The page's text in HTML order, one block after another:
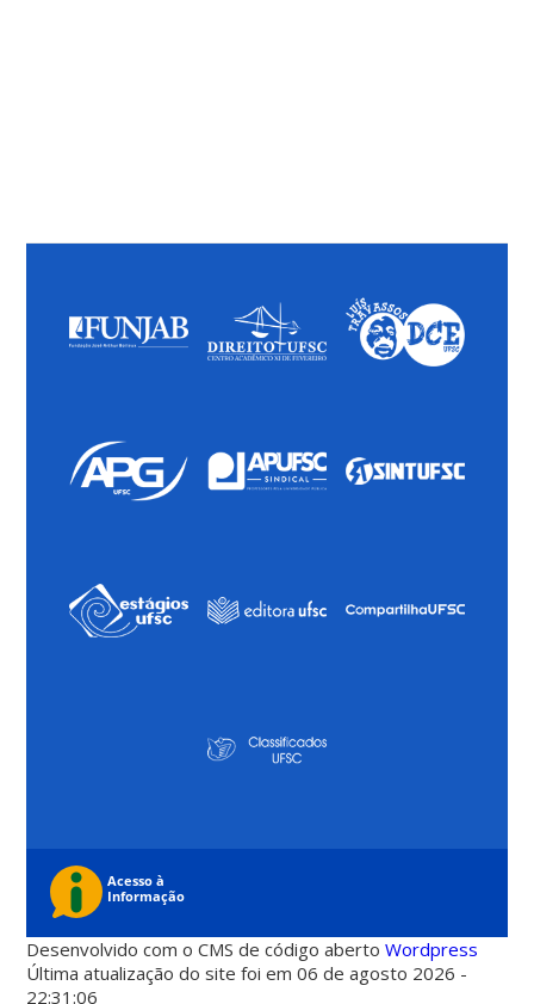
Desenvolvido com o CMS de código abertoWordpress
Última atualização do site foi em 06 de agosto 2026 -
22:31:06